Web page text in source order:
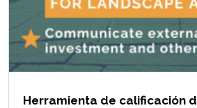
Herramienta de calificación